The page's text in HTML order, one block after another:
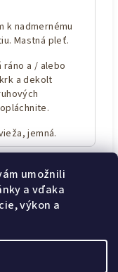
umožnili
a vďaka
výkon a
k nadmernému
Mastná pleť.
a / alebo
a dekolt
jemná.
údajov
služby